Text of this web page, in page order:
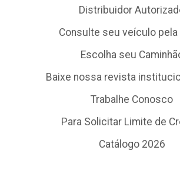
Distribuidor
Consulte seu veículo pela
Escolha seu
Baixe nossa revista
Trabalhe Conosco
Para Solicitar Limite de
Catálogo 2026